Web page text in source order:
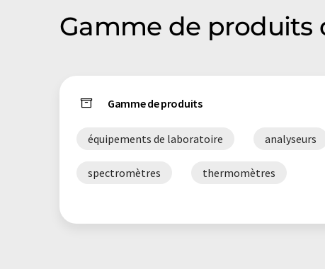
Gamme de produits
Gamme de produits
équipements de laboratoire analyseurs
spectromètres thermomètres